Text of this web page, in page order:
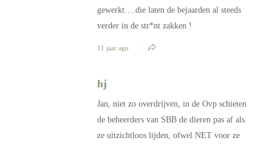
gewerkt….die laten de bejaarden al steeds
verder in de str*nt zakken !
11 jaar ago
hj
Jan, niet zo overdrijven, in de Ovp schieten
de beheerders van SBB de dieren pas af als
ze uitzichtloos lijden, ofwel NET voor ze